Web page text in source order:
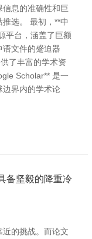
息的准确性和巨
选。 最初，**中
平台，涵盖了巨额
文件的蹙迫器
了丰富的学术资
Scholar** 是一
边界内的学术论
备坚毅的降重冷
的挑战。而论文